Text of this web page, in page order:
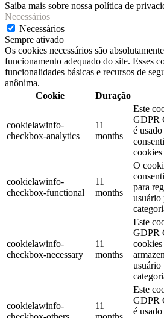
Saiba mais sobre nossa política de
Necessários
Necessários
Sempre ativado
Os cookies necessários são
funcionamento adequado do site. Esses
funcionalidades básicas e recursos de
anônima.
Cookie
Duração
cookielawinfo-
checkbox-analytics
11
months
Este
GDPR
é
cookielawinfo-
checkbox-functional
11
months
O
para
usuário
cookielawinfo-
checkbox-necessary
11
months
Este
GDPR
cookies
usuário
cookielawinfo-
11
Este
GDPR
é